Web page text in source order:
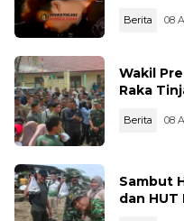
Berita 08
Wakil
Raka
Berita 08
Sambut
dan HUT